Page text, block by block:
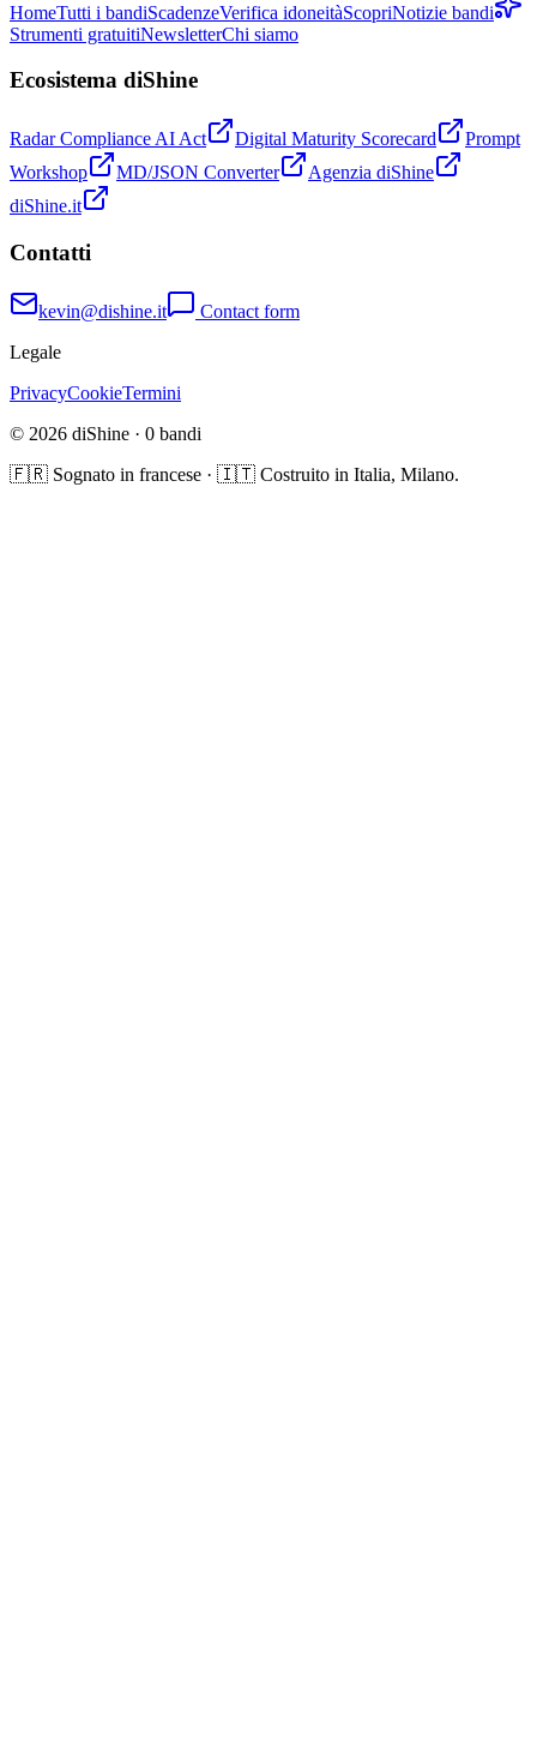
HomeTutti i bandiScadenzeVerifica idoneitàScopriNotizie bandi
Strumenti gratuitiNewsletterChi siamo
Ecosistema diShine
Radar Compliance AI Act Digital Maturity Scorecard
Prompt
Workshop
MD/JSON Converter
Agenzia diShine
diShine.it
Contatti
kevin@dishine.it
Contact form
Legale
PrivacyCookieTermini
© 2026 diShine · 0 bandi
🇫🇷 Sognato in francese · 🇮🇹 Costruito in Italia, Milano.